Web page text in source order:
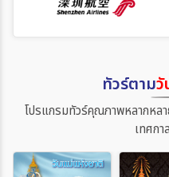
ทัวร์ตาม
โปรแกรมทัวร์คุณภาพหลากหล
เทศก